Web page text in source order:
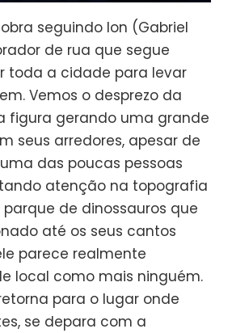
seguindo Ion (Gabriel
de rua que segue
toda a cidade para levar
Vemos o desprezo da
figura gerando uma grande
seus arredores, apesar de
das poucas pessoas
atenção na topografia
de dinossauros que
até os seus cantos
parece realmente
local como mais ninguém.
para o lugar onde
se depara com a